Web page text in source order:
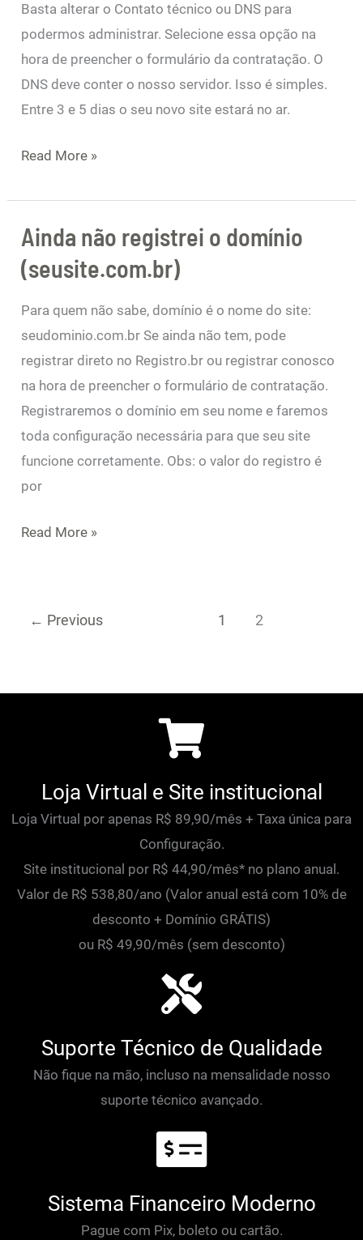
Basta alterar o Contato técnico ou DNS para
podermos administrar. Selecione essa opção na
hora de preencher o formulário da contratação. O
DNS deve conter o nosso servidor. Isso é simples.
Entre 3 e 5 dias o seu novo site estará no ar.
eu
já
tiver
o
domínio?
Read More »
Ainda não registrei o domínio
(seusite.com.br)
Para quem não sabe, domínio é o nome do site:
seudominio.com.br Se ainda não tem, pode
registrar direto no Registro.br ou registrar conosco
na hora de preencher o formulário de contratação.
Registraremos o domínio em seu nome e faremos
toda configuração necessária para que seu site
funcione corretamente. Obs: o valor do registro é
por
Ainda
não
registrei
o
domínio
(seusite.com.br)
Read More »
← Previous 1 2
Loja Virtual e Site institucional
Loja Virtual por apenas R$ 89,90/mês + Taxa única para
Configuração.
Site institucional por R$ 44,90/mês* no plano anual.
Valor de R$ 538,80/ano (Valor anual está com 10% de
desconto + Domínio GRÁTIS)
ou R$ 49,90/mês (sem desconto)
Suporte Técnico de Qualidade
Não fique na mão, incluso na mensalidade nosso
suporte técnico avançado.
Sistema Financeiro Moderno
Pague com Pix, boleto ou cartão.